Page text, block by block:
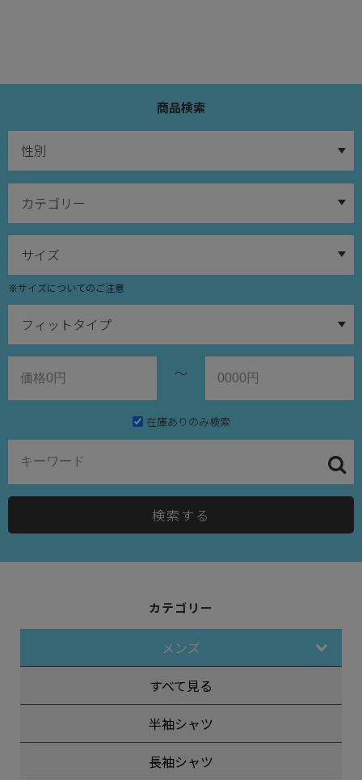
商品検索
※サイズについてのご注意
～
在庫ありのみ検索
検索する
カテゴリー
メンズ
すべて見る
半袖シャツ
長袖シャツ